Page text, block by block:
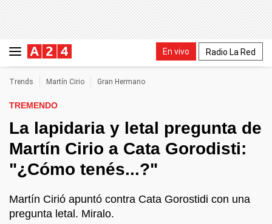
En vivo Radio La Red
Trends Martín Cirio Gran Hermano
TREMENDO
La lapidaria y letal pregunta de
Martín Cirio a Cata Gorodisti:
"¿Cómo tenés...?"
Martín Cirió apuntó contra Cata Gorostidi con una
pregunta letal. Miralo.